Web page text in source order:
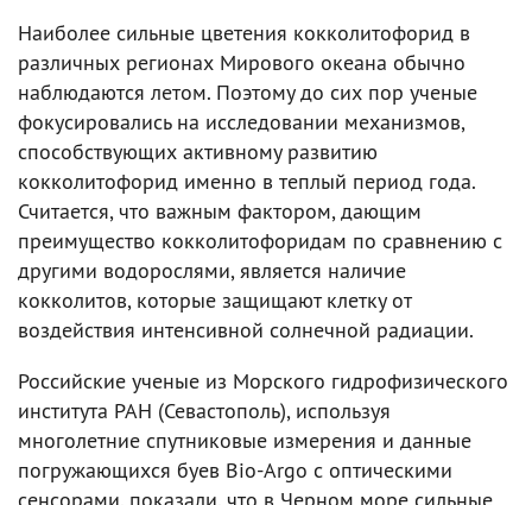
Наиболее сильные цветения кокколитофорид в
различных регионах Мирового океана обычно
наблюдаются летом. Поэтому до сих пор ученые
фокусировались на исследовании механизмов,
способствующих активному развитию
кокколитофорид именно в теплый период года.
Считается, что важным фактором, дающим
преимущество кокколитофоридам по сравнению с
другими водорослями, является наличие
кокколитов, которые защищают клетку от
воздействия интенсивной солнечной радиации.
Российские ученые из Морского гидрофизического
института РАН (Севастополь), используя
многолетние спутниковые измерения и данные
погружающихся буев Bio-Argo с оптическими
сенсорами, показали, что в Черном море сильные